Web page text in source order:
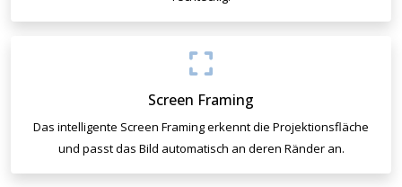
Screen Framing
Das intelligente Screen Framing erkennt die Projektionsfläche
und passt das Bild automatisch an deren Ränder an.